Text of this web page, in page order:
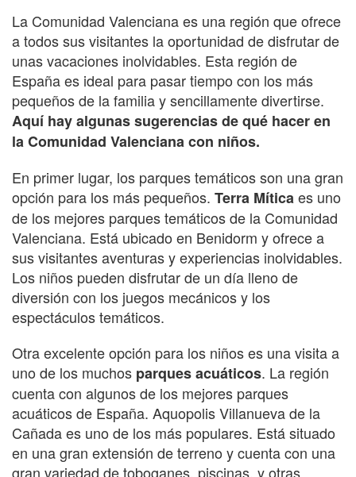
La Comunidad Valenciana es una región que ofrece
a todos sus visitantes la oportunidad de disfrutar de
unas vacaciones inolvidables. Esta región de
España es ideal para pasar tiempo con los más
pequeños de la familia y sencillamente divertirse.
Aquí hay algunas sugerencias de qué hacer en
la Comunidad Valenciana con niños.
En primer lugar, los parques temáticos son una gran
opción para los más pequeños. Terra Míticaes uno
de los mejores parques temáticos de la Comunidad
Valenciana. Está ubicado en Benidorm y ofrece a
sus visitantes aventuras y experiencias inolvidables.
Los niños pueden disfrutar de un día lleno de
diversión con los juegos mecánicos y los
espectáculos temáticos.
Otra excelente opción para los niños es una visita a
uno de los muchos parques acuáticos. La región
cuenta con algunos de los mejores parques
acuáticos de España. Aquopolis Villanueva de la
Cañada es uno de los más populares. Está situado
en una gran extensión de terreno y cuenta con una
gran variedad de toboganes, piscinas, y otras